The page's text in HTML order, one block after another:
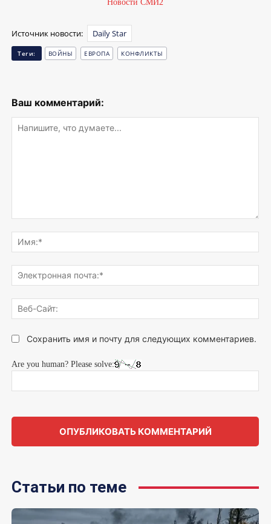
Новости СМИ2
Источник новости: Daily Star
Теги: ВОЙНЫ ЕВРОПА КОНФЛИКТЫ
Ваш комментарий:
что
думаете...
Сохранить имя и почту для следующих комментариев.
Are you human? Please solve:
Статьи по теме